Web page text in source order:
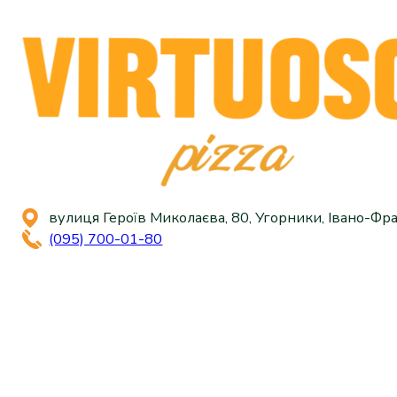
вулиця Героїв Миколаєва, 80, Угорники, Івано-
(095) 700-01-80